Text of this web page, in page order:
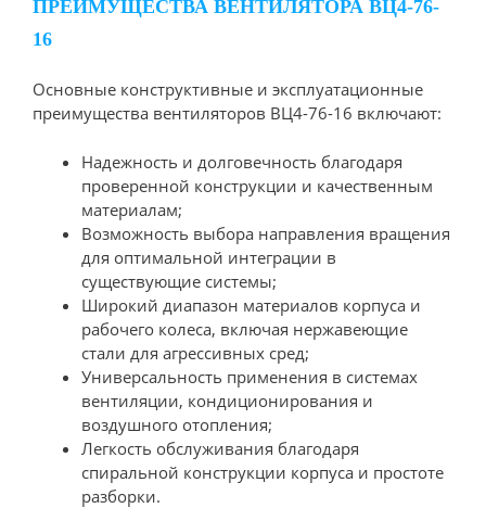
ПРЕИМУЩЕСТВА ВЕНТИЛЯТОРА ВЦ4-76-
16
Основные конструктивные и эксплуатационные
преимущества вентиляторов ВЦ4-76-16 включают:
Надежность и долговечность благодаря
проверенной конструкции и качественным
материалам;
Возможность выбора направления вращения
для оптимальной интеграции в
существующие системы;
Широкий диапазон материалов корпуса и
рабочего колеса, включая нержавеющие
стали для агрессивных сред;
Универсальность применения в системах
вентиляции, кондиционирования и
воздушного отопления;
Легкость обслуживания благодаря
спиральной конструкции корпуса и простоте
разборки.